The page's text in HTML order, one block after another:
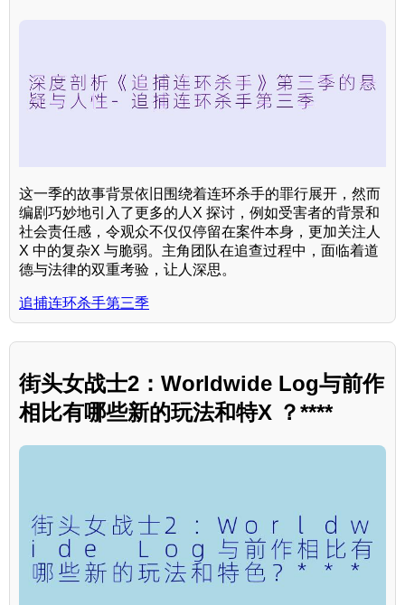
这一季的故事背景依旧围绕着连环杀手的罪行展开，然而
编剧巧妙地引入了更多的人X 探讨，例如受害者的背景和
社会责任感，令观众不仅仅停留在案件本身，更加关注人
X 中的复杂X 与脆弱。主角团队在追查过程中，面临着道
德与法律的双重考验，让人深思。
追捕连环杀手第三季
街头女战士2：Worldwide Log与前作
相比有哪些新的玩法和特X ？****